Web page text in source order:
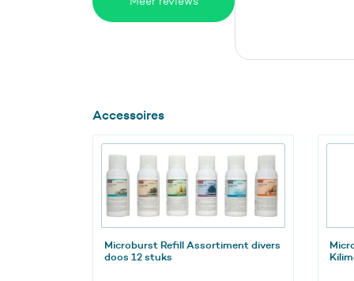
Accessoires
Microburst Refill Assortiment divers
doos 12 stuks